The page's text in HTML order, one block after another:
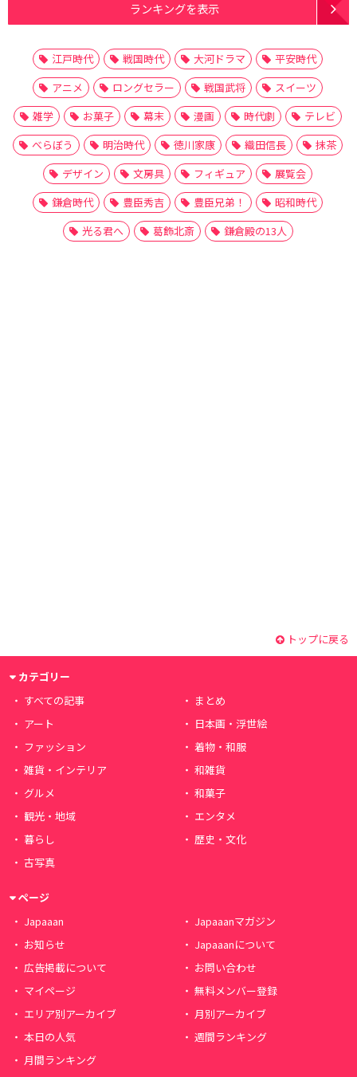
ランキングを表示
江戸時代 戦国時代 大河ドラマ
平安時代
アニメ
ロングセラー 戦国武将
スイーツ
雑学
お菓子 幕末 漫画 時代劇
テレビ
べらぼう
明治時代 徳川家康 織田信長
抹茶
デザイン
文房具 フィギュア
展覧会
鎌倉時代
豊臣秀吉 豊臣兄弟！
昭和時代
光る君へ
葛飾北斎 鎌倉殿の13人
トップに戻る
カテゴリー
すべての記事
まとめ
アート
日本画・浮世絵
ファッション
着物・和服
雑貨・インテリア
和雑貨
グルメ
和菓子
観光・地域
エンタメ
暮らし
歴史・文化
古写真
ページ
Japaaan
Japaaanマガジン
お知らせ
Japaaanについて
広告掲載について
お問い合わせ
マイページ
無料メンバー登録
エリア別アーカイブ
月別アーカイブ
本日の人気
週間ランキング
月間ランキング